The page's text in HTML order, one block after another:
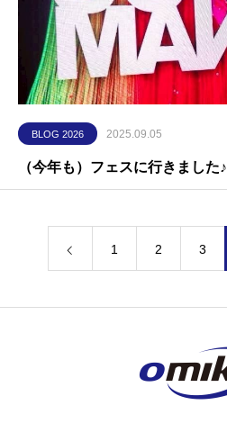
BLOG 2026 2025.09.05
（今年も）フェスに行きました♪
1 2 3